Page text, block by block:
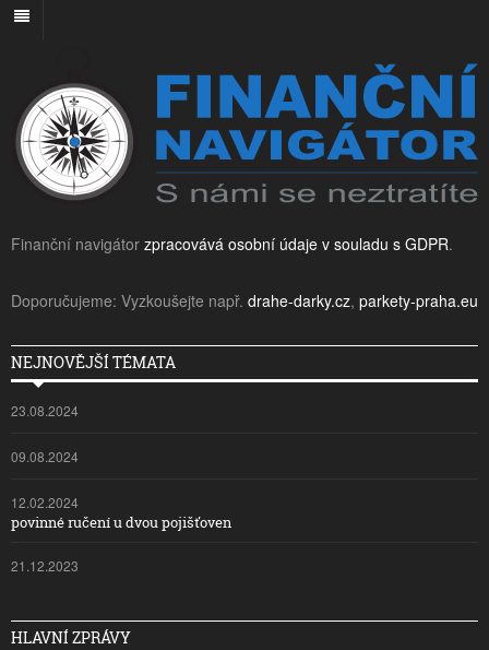
Finanční navigátor zpracovává osobní údaje v souladu s GDPR.
Doporučujeme: Vyzkoušejte např. drahe-darky.cz, parkety-praha.eu
NEJNOVĚJŠÍ TÉMATA
23.08.2024
09.08.2024
12.02.2024
povinné ručení u dvou pojišťoven
21.12.2023
HLAVNÍ ZPRÁVY